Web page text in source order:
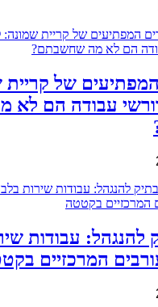
של קריית
600 דורשי עבודה הם לא
להנגהל: עבודות
המרכזיים